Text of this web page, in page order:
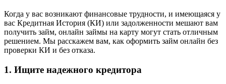
Когда у вас возникают финансовые трудности, и имеющаяся у
вас Кредитная История (КИ) или задолженности мешают вам
получить займ, онлайн займы на карту могут стать отличным
решением. Мы расскажем вам, как оформить займ онлайн без
проверки КИ и без отказа.
1. Ищите надежного кредитора